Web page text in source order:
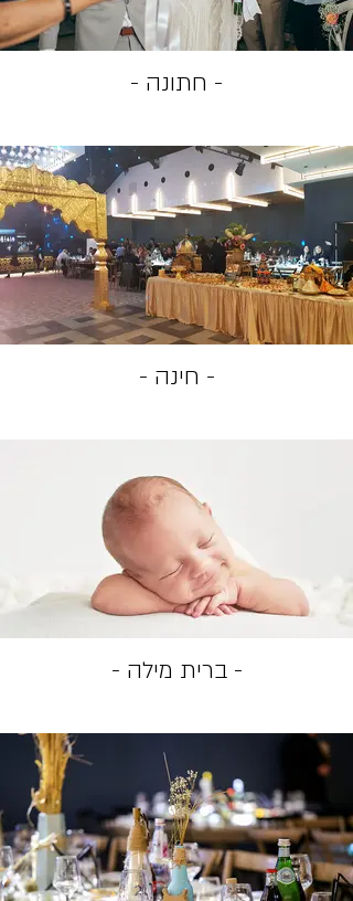
- חתונה -
- חינה -
- ברית מילה -